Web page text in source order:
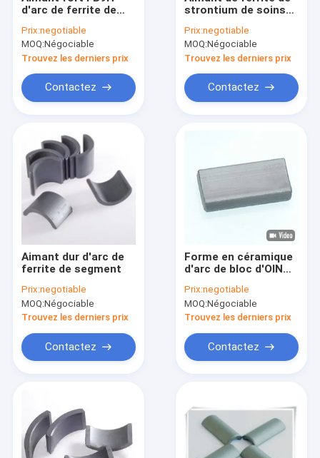
Produits
Exposition de VR
d'arc de ferrite de
machine de soins
médicaux
Prix:negotiable
MOQ:Négociable
Trouvez les derniers prix
Contactez
strontium de soins
l'aimant électrique
d'arc de ferrite de
550 540 outils
Prix:negotiable
MOQ:Négociable
Trouvez les derniers prix
Contactez
Aimant dur d'arc de
ferrite de segment
Prix:negotiable
MOQ:Négociable
Trouvez les derniers prix
Contactez
Forme en céramique
d'arc de bloc d'OIN
ferrite de tuile de
moteur
Prix:negotiable
MOQ:Négociable
Trouvez les derniers prix
Contactez